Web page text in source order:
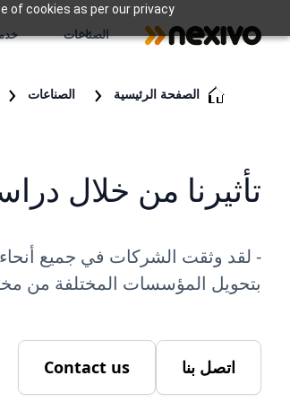
of cookies as per our privacy
الصناعات
الصفحة الرئيسية الصناعات
تأثيرنا من خلال
بتحويل المؤسسات المختلفة من
اتصل بنا Contact us